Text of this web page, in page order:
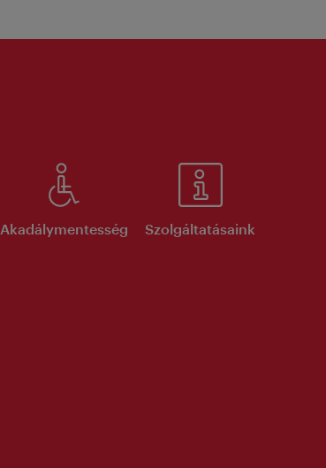
Akadálymentesség Szolgáltatásaink